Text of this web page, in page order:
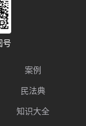
号
案例
民法典
知识大全